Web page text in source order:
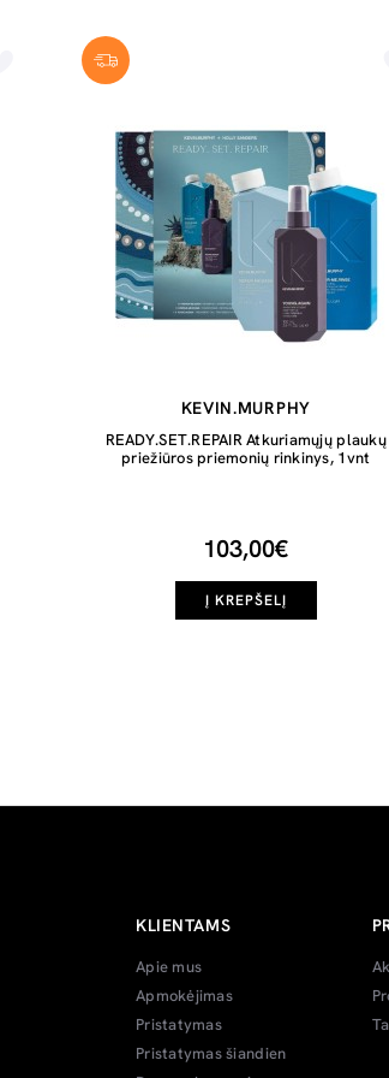
KEVIN.MURPHY
READY.SET.REPAIR Atkuriamųjų plaukų
priežiūros priemonių rinkinys, 1vnt
103,00€
Į KREPŠELĮ
KLIENTAMS
Apie mus
Apmokėjimas
Pristatymas
Pristatymas šiandien